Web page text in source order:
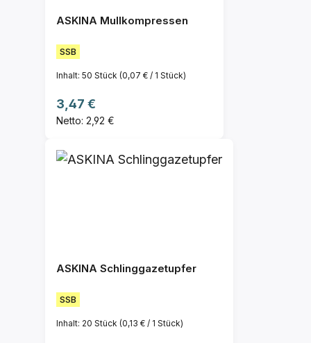
ASKINA Mullkompressen
SSB
Inhalt: 50 Stück (0,07 € / 1 Stück)
Regulärer Preis:
3,47 €
Netto: 2,92 €
ASKINA Schlinggazetupfer
SSB
Inhalt: 20 Stück (0,13 € / 1 Stück)